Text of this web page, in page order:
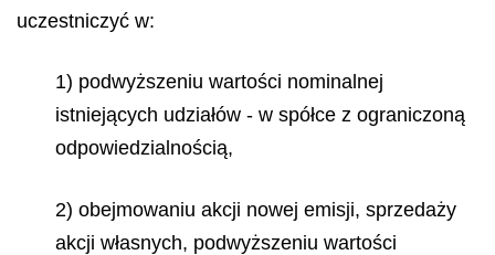
uczestniczyć w:
1) podwyższeniu wartości nominalnej
istniejących udziałów - w spółce z ograniczoną
odpowiedzialnością,
2) obejmowaniu akcji nowej emisji, sprzedaży
akcji własnych, podwyższeniu wartości